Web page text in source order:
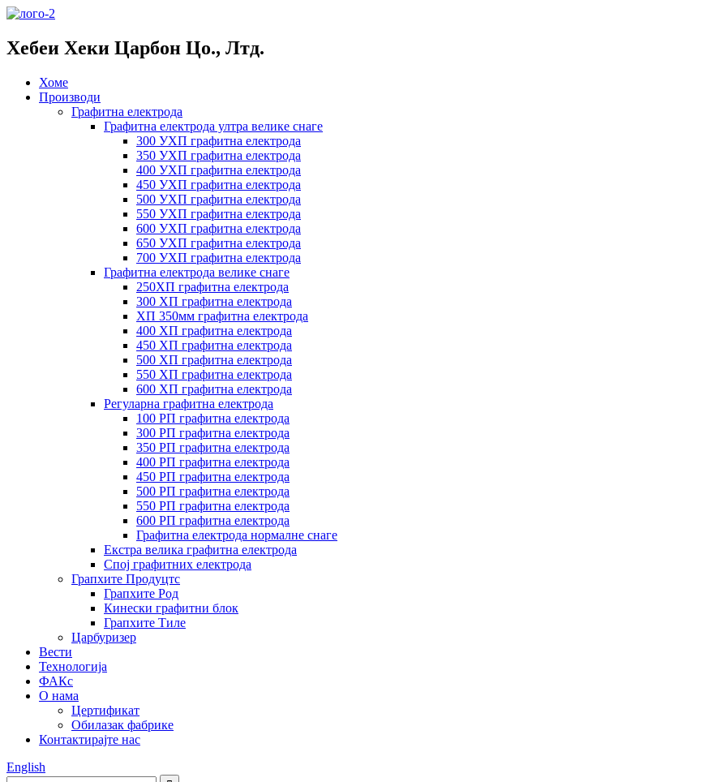
Хебеи Хеки Царбон Цо., Лтд.
Хоме
Производи
Графитна електрода
Графитна електрода ултра велике снаге
300 УХП графитна електрода
350 УХП графитна електрода
400 УХП графитна електрода
450 УХП графитна електрода
500 УХП графитна електрода
550 УХП графитна електрода
600 УХП графитна електрода
650 УХП графитна електрода
700 УХП графитна електрода
Графитна електрода велике снаге
250ХП графитна електрода
300 ХП графитна електрода
ХП 350мм графитна електрода
400 ХП графитна електрода
450 ХП графитна електрода
500 ХП графитна електрода
550 ХП графитна електрода
600 ХП графитна електрода
Регуларна графитна електрода
100 РП графитна електрода
300 РП графитна електрода
350 РП графитна електрода
400 РП графитна електрода
450 РП графитна електрода
500 РП графитна електрода
550 РП графитна електрода
600 РП графитна електрода
Графитна електрода нормалне снаге
Екстра велика графитна електрода
Спој графитних електрода
Грапхите Продуцтс
Грапхите Род
Кинески графитни блок
Грапхите Тиле
Царбуризер
Вести
Технологија
ФАКс
О нама
Цертификат
Обилазак фабрике
Контактирајте нас
English